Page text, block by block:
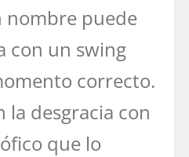
nombre puede
con un swing
correcto.
la desgracia con
que lo